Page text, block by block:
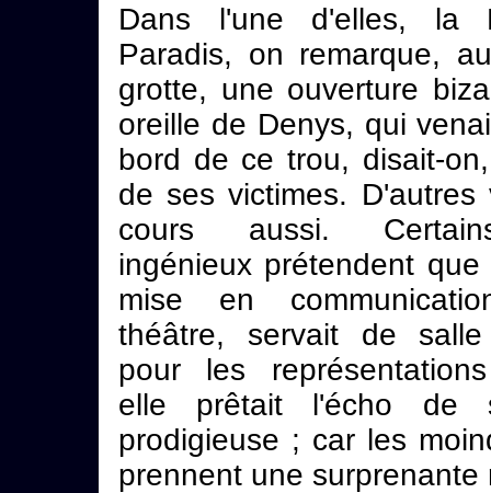
Dans l'une d'elles, la
Paradis, on remarque,
grotte, une ouverture
oreille de Denys, qui
bord de ce trou, disait-
de ses victimes. D'autres
cours aussi.
ingénieux prétendent
mise en
théâtre, servait de salle
pour les
elle prêtait l'écho de
prodigieuse ; car les
prennent une surprenante